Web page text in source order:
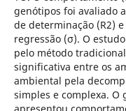
genótipos foi avaliado
de determinação (R2)
regressão (σ). O
pelo método
significativa entre os
ambiental pela
simples e complexa. O